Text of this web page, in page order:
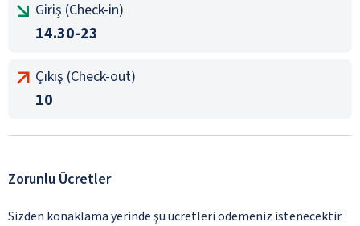
Giriş (Check-in)
14.30-23
Çıkış (Check-out)
10
Zorunlu Ücretler
Sizden konaklama yerinde şu ücretleri ödemeniz istenecektir.